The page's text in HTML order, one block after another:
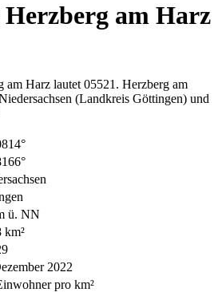
am Harz
Harz lautet 05521. Herzberg am
(Landkreis Göttingen) und
ü. NN
km²
2022
pro km²